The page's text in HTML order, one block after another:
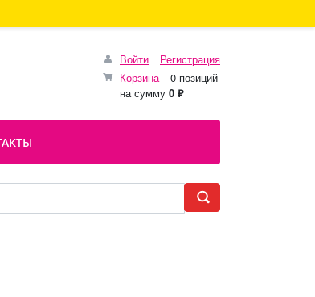
Войти
Регистрация
Корзина
0 позиций
на сумму 0 ₽